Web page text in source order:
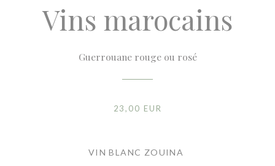
Vins marocains
Guerrouane rouge ou rosé
23,00 EUR
VIN BLANC ZOUINA